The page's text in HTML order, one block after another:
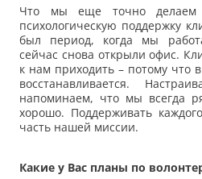
Что мы еще точно делаем
психологическую поддержку
был период, когда мы
сейчас снова открыли офис.
к нам приходить – потому что
восстанавливается.
напоминаем, что мы всегда
хорошо. Поддерживать
часть нашей миссии.
Какие у Вас планы по